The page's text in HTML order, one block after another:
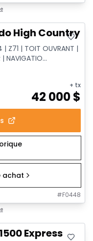
High Country
Z71 | TOIT OUVRANT |
| NAVIGATIO...
+ tx
42 000$
achat
#F0448
Express